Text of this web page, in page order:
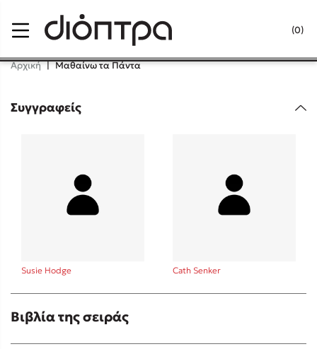
(0)
Κλείσιμο
Το ξενοδοχείο των συναισθημάτων
Χάρης Πολίτης
Αρχική | Μαθαίνω τα Πάντα
Συγγραφείς
Susie Hodge Cath Senker
Βιβλία της σειράς